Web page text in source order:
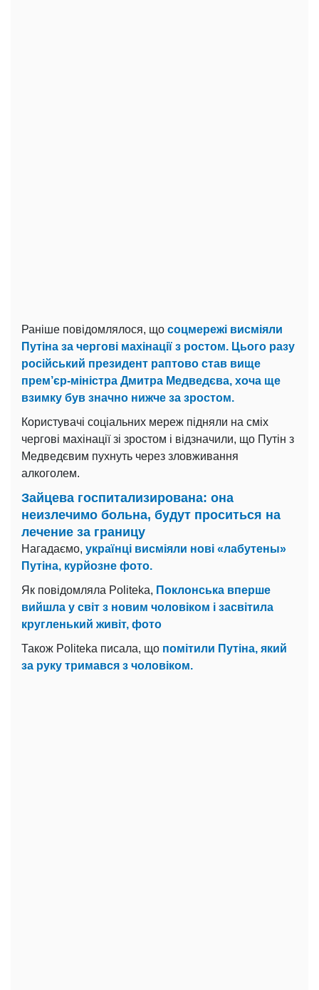
Раніше повідомлялося, що соцмережі висміяли
Путіна за чергові махінації з ростом. Цього разу
російський президент раптово став вище
прем’єр-міністра Дмитра Медведєва, хоча ще
взимку був значно нижче за зростом.
Користувачі соціальних мереж підняли на сміх
чергові махінації зі зростом і відзначили, що Путін з
Медведєвим пухнуть через зловживання
алкоголем.
Зайцева госпитализирована: она
неизлечимо больна, будут проситься на
лечение за границу
Нагадаємо, українці висміяли нові «лабутены»
Путіна, курйозне фото.
Як повідомляла Politeka, Поклонська вперше
вийшла у світ з новим чоловіком і засвітила
кругленький живіт, фото
Також Politeka писала, що помітили Путіна, який
за руку тримався з чоловіком.